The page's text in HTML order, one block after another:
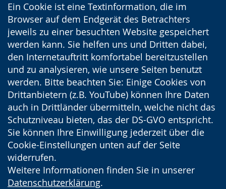
Ein Cookie ist eine Textinformation, die im
Browser auf dem Endgerät des Betrachters
jeweils zu einer besuchten Website gespeichert
werden kann. Sie helfen uns und Dritten dabei,
den Internetauftritt komfortabel bereitzustellen
und zu analysieren, wie unsere Seiten benutzt
werden. Bitte beachten Sie: Einige Cookies von
Drittanbietern (z.B. YouTube) können Ihre Daten
auch in Drittländer übermitteln, welche nicht das
Schutzniveau bieten, das der DS-GVO entspricht.
Sie können Ihre Einwilligung jederzeit über die
Cookie-Einstellungen unten auf der Seite
widerrufen.
Weitere Informationen finden Sie in unserer
Datenschutzerklärung.